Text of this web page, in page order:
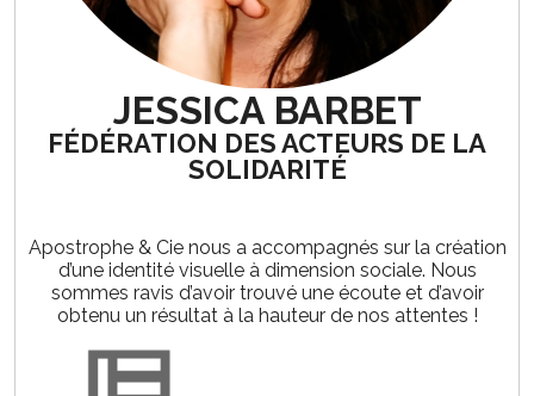
JESSICA BARBET
FÉDÉRATION DES ACTEURS DE LA
SOLIDARITÉ
Apostrophe & Cie nous a accompagnés sur la création
d’une identité visuelle à dimension sociale. Nous
sommes ravis d’avoir trouvé une écoute et d’avoir
obtenu un résultat à la hauteur de nos attentes !